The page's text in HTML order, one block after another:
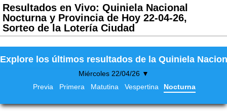
Resultados en Vivo: Quiniela Nacional
Nocturna y Provincia de Hoy 22-04-26,
Sorteo de la Lotería Ciudad
Explore los últimos resultados de la Quiniela
Miércoles 22/04/26 ▼
Previa
Primera Matutina Vespertina Nocturna